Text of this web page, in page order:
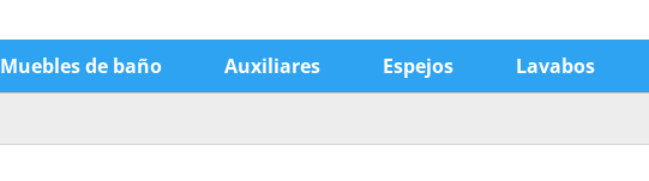
Muebles de baño Auxiliares Espejos Lavabos